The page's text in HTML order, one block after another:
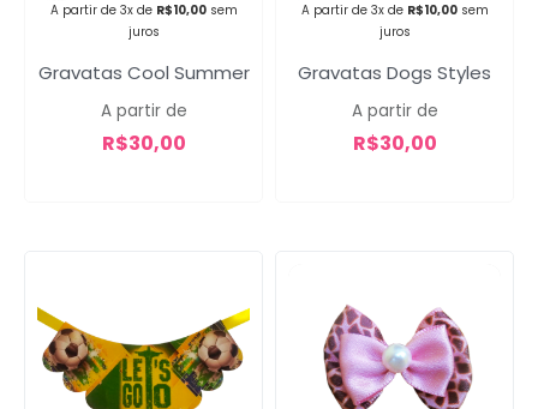
A partir de 3x de R$10,00 sem
juros
Gravatas Cool Summer
A partir de
R$30,00
A partir de 3x de R$10,00 sem
juros
Gravatas Dogs Styles
A partir de
R$30,00